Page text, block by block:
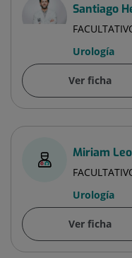
Santiago
Urología
Ver ficha
Miriam
Urología
Ver ficha